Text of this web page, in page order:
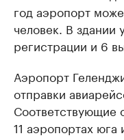
год аэропорт
человек. В здании
регистрации и 6
Аэропорт
отправки
Соответствующие
11 аэропортах